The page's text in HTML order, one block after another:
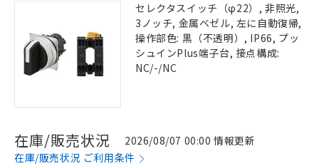
セレクタスイッチ（φ22）, 非照光,
3ノッチ, 金属ベゼル, 左に自動復帰,
操作部色: 黒（不透明）, IP66, プッ
シュインPlus端子台, 接点構成:
NC/-/NC
在庫/販売状況
2026/08/07 00:00 情報更新
在庫/販売状況 ご利用条件